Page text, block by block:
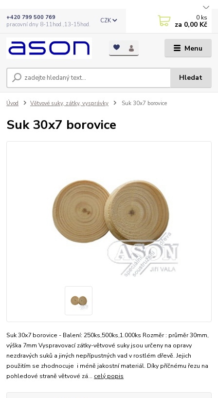
Menu
CZK
Hledat
+420 799 500 769
pracovní dny 8-11hod.,13-15hod.
0 ks
za 0,00 Kč
Úvod Větvové suky, zátky, vysprávky Suk 30x7 borovice
Suk 30x7 borovice
Suk 30x7 borovice - Balení: 250ks,500ks,1.000ks Rozměr : průměr 30mm,
výška 7mm Vyspravovací zátky-větvové suky jsou určeny na opravy
nezdravých suků a jiných nepřípustných vad v rostlém dřevě. Jejich
použitím se zhodnocuje i méně jakostní materiál. Díky příčnému řezu na
pohledové straně větvové zá... celý popis